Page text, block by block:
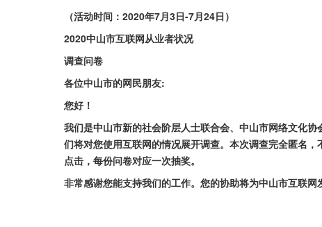
（活动时间：2020年7月3日-7月24日）
2020中山市互联网从业者状况
调查问卷
各位中山市的网民朋友:
您好！
我们是中山市新的社会阶层人士联合会、中山市网络文化
们将对您使用互联网的情况展开调查。本次调查完全匿名
点击，每份问卷对应一次抽奖。
非常感谢您能支持我们的工作。您的协助将为中山市互联网